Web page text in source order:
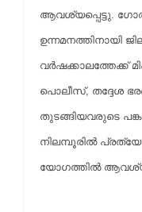
ആവശ്യപ്പെട്ടു.
ഉന്നമനത്തിനായി
വര്‍ഷക്കാലത്തേക്ക്
പൊലീസ്, തദ്ദേശ
തുടങ്ങിയവരുടെ
നിലമ്പൂരില്‍
യോഗത്തില്‍